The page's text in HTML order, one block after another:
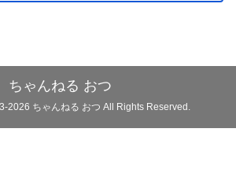
ちゃんねる おつ
2026 ちゃんねる おつ All Rights Reserved.